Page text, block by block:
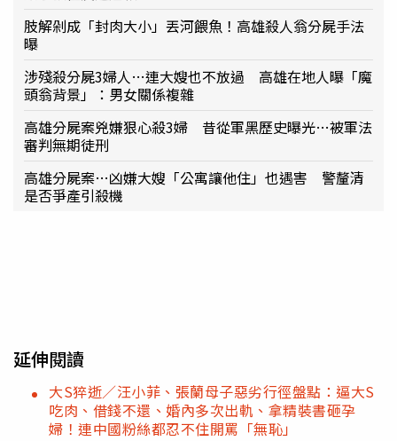
肢解剁成「封肉大小」丟河餵魚！高雄殺人翁分屍手法
曝
涉殘殺分屍3婦人…連大嫂也不放過 高雄在地人曝「魔
頭翁背景」：男女關係複雜
高雄分屍案兇嫌狠心殺3婦 昔從軍黑歷史曝光…被軍法
審判無期徒刑
高雄分屍案…凶嫌大嫂「公寓讓他住」也遇害 警釐清
是否爭產引殺機
延伸閱讀
大S猝逝／汪小菲、張蘭母子惡劣行徑盤點：逼大S
吃肉、借錢不還、婚內多次出軌、拿精裝書砸孕
婦！連中國粉絲都忍不住開罵「無恥」